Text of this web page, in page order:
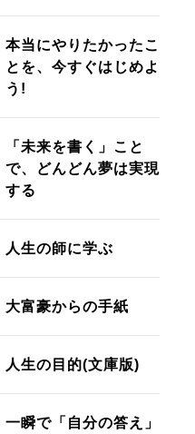
本当にやりたかったこ
とを、今すぐはじめよ
う!
「未来を書く」こと
で、どんどん夢は実現
する
人生の師に学ぶ
大富豪からの手紙
人生の目的(文庫版)
一瞬で「自分の答え」